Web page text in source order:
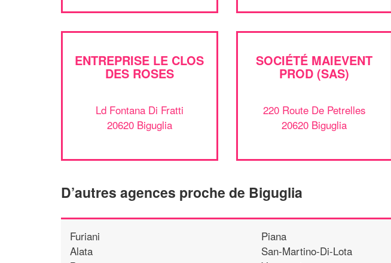
ENTREPRISE LE CLOS
DES ROSES
Ld Fontana Di Fratti
20620 Biguglia
SOCIÉTÉ MAIEVENT
PROD (SAS)
220 Route De Petrelles
20620 Biguglia
D’autres agences proche de Biguglia
Furiani
Alata
Piana
San-Martino-Di-Lota